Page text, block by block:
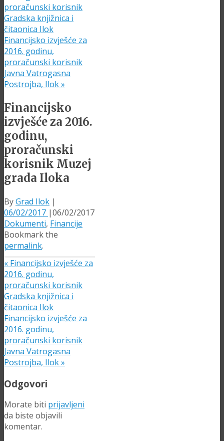
proračunski korisnik
Gradska knjižnica i
čitaonica Ilok
Financijsko izvješće za
2016. godinu,
proračunski korisnik
Javna Vatrogasna
Postrojba, Ilok»
Financijsko
izvješće za 2016.
godinu,
proračunski
korisnik Muzej
grada Iloka
ByGrad Ilok |
06/02/2017 |06/02/2017
Dokumenti, Financije
Bookmark the
permalink.
« Financijsko izvješće za
2016. godinu,
proračunski korisnik
Gradska knjižnica i
čitaonica Ilok
Financijsko izvješće za
2016. godinu,
proračunski korisnik
Javna Vatrogasna
Postrojba, Ilok»
Odgovori
Morate biti prijavljeni
da biste objavili
komentar.